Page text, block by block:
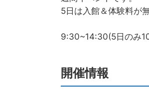
5日は入館＆体験料が
9:30~14:30(5日のみ
開催情報